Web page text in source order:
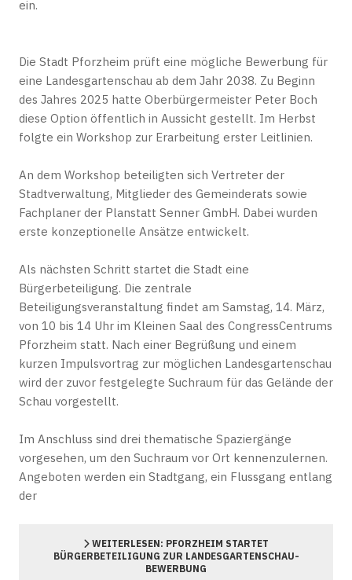
ein.
Die Stadt Pforzheim prüft eine mögliche Bewerbung für
eine Landesgartenschau ab dem Jahr 2038. Zu Beginn
des Jahres 2025 hatte Oberbürgermeister Peter Boch
diese Option öffentlich in Aussicht gestellt. Im Herbst
folgte ein Workshop zur Erarbeitung erster Leitlinien.
An dem Workshop beteiligten sich Vertreter der
Stadtverwaltung, Mitglieder des Gemeinderats sowie
Fachplaner der Planstatt Senner GmbH. Dabei wurden
erste konzeptionelle Ansätze entwickelt.
Als nächsten Schritt startet die Stadt eine
Bürgerbeteiligung. Die zentrale
Beteiligungsveranstaltung findet am Samstag, 14. März,
von 10 bis 14 Uhr im Kleinen Saal des CongressCentrums
Pforzheim statt. Nach einer Begrüßung und einem
kurzen Impulsvortrag zur möglichen Landesgartenschau
wird der zuvor festgelegte Suchraum für das Gelände der
Schau vorgestellt.
Im Anschluss sind drei thematische Spaziergänge
vorgesehen, um den Suchraum vor Ort kennenzulernen.
Angeboten werden ein Stadtgang, ein Flussgang entlang
der
WEITERLESEN: PFORZHEIM STARTET
BÜRGERBETEILIGUNG ZUR LANDESGARTENSCHAU-
BEWERBUNG